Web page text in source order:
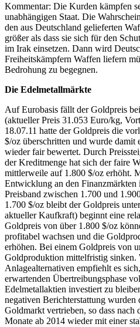
Kommentar: Die Kurden kämpfen
unabhängigen Staat. Die
den aus Deutschland gelieferten
größer als dass sie sich für den
im Irak einsetzen. Dann wird
Freiheitskämpfern Waffen liefern
Bedrohung zu begegnen.
Die Edelmetallmärkte
Auf Eurobasis fällt der Goldpreis
(aktueller Preis 31.053 Euro/kg,
18.07.11 hatte der Goldpreis die
$/oz überschritten und wurde damit
wieder fair bewertet. Durch
der Kreditmenge hat sich der faire
mittlerweile auf 1.800 $/oz erhöht.
Entwicklung an den
Preisband zwischen 1.700 und
1.700 $/oz bleibt der Goldpreis
aktueller Kaufkraft) beginnt eine
Goldpreis von über 1.800 $/oz
profitabel wachsen und die
erhöhen. Bei einem Goldpreis von
Goldproduktion mittelfristig sinken.
Anlagealternativen empfiehlt es
erwartenden Übertreibungsphase
Edelmetallaktien investiert zu
negativen Berichterstattung wurden
Goldmarkt vertrieben, so dass nach
Monate ab 2014 wieder mit einer